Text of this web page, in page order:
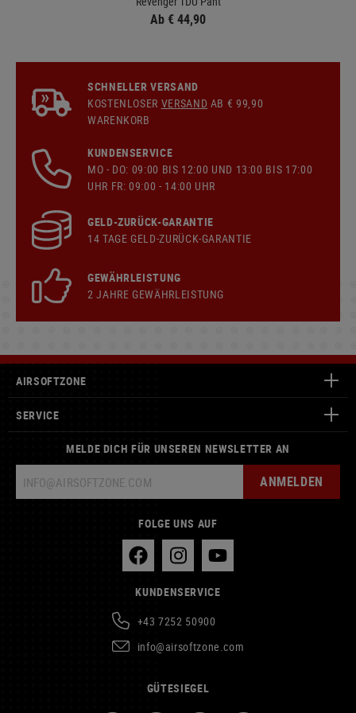
Ab € 44,90
SCHNELLER VERSAND
KOSTENLOSER VERSAND AB € 99,90
WARENKORB
KUNDENSERVICE
MO - DO: 09:00 BIS 12:00 UND 13:00 BIS 17:00
UHR FR: 09:00 - 14:00 UHR
GELD-ZURÜCK-GARANTIE
14 TAGE GELD-ZURÜCK-GARANTIE
GEWÄHRLEISTUNG
2 JAHRE GEWÄHRLEISTUNG
AIRSOFTZONE
SERVICE
MELDE DICH FÜR UNSEREN NEWSLETTER AN
ANMELDEN
FOLGE UNS AUF
KUNDENSERVICE
+43 7252 50900
info@airsoftzone.com
GÜTESIEGEL